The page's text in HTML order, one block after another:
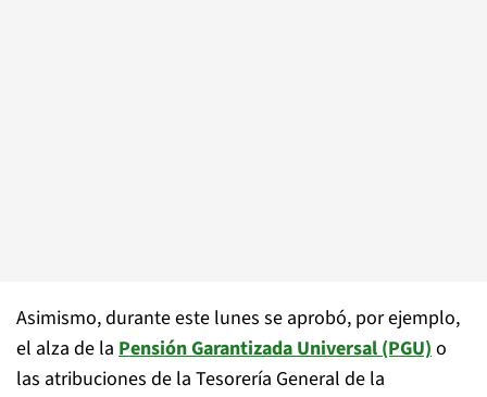
Asimismo, durante este lunes se aprobó, por ejemplo,
el alza de la Pensión Garantizada Universal (PGU)o
las atribuciones de la Tesorería General de la